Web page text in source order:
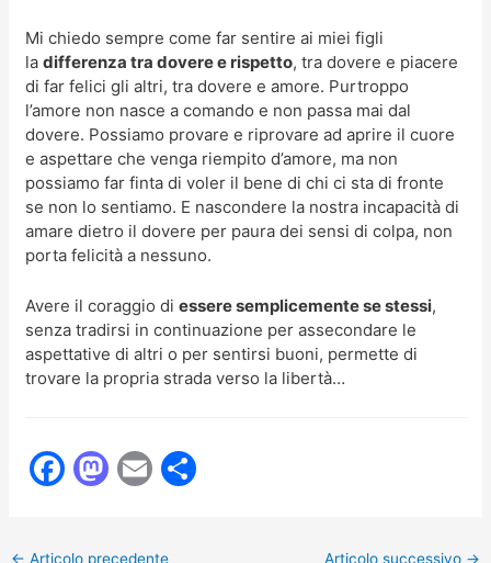
Mi chiedo sempre come far sentire ai miei figli
ladifferenza tra dovere e rispetto, tra dovere e piacere
di far felici gli altri, tra dovere e amore. Purtroppo
l’amore non nasce a comando e non passa mai dal
dovere. Possiamo provare e riprovare ad aprire il cuore
e aspettare che venga riempito d’amore, ma non
possiamo far finta di voler il bene di chi ci sta di fronte
se non lo sentiamo. E nascondere la nostra incapacità di
amare dietro il dovere per paura dei sensi di colpa, non
porta felicità a nessuno.
Avere il coraggio diessere semplicemente se stessi,
senza tradirsi in continuazione per assecondare le
aspettative di altri o per sentirsi buoni, permette di
trovare la propria strada verso la libertà…
F
M E
← Articolo precedente Articolo successivo →